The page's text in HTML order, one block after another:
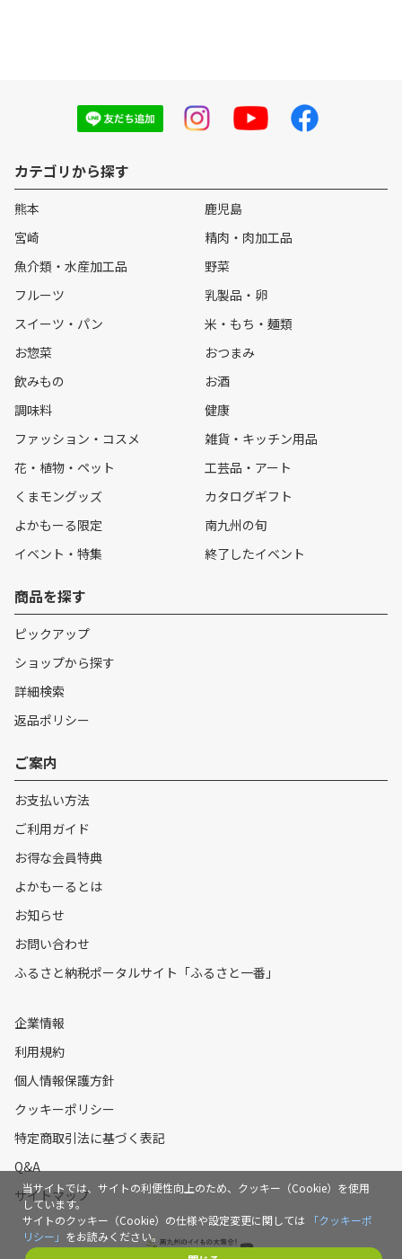
カテゴリから探す
熊本
鹿児島
宮崎
精肉・肉加工品
魚介類・水産加工品
野菜
フルーツ
乳製品・卵
スイーツ・パン
米・もち・麺類
お惣菜
おつまみ
飲みもの
お酒
調味料
健康
ファッション・コスメ
雑貨・キッチン用品
花・植物・ペット
工芸品・アート
くまモングッズ
カタログギフト
よかもーる限定
南九州の旬
イベント・特集
終了したイベント
商品を探す
ピックアップ
ショップから探す
詳細検索
返品ポリシー
ご案内
お支払い方法
ご利用ガイド
お得な会員特典
よかもーるとは
お知らせ
お問い合わせ
ふるさと納税ポータルサイト「ふるさと一番」
企業情報
利用規約
個人情報保護方針
クッキーポリシー
特定商取引法に基づく表記
Q&A
サイトマップ
当サイトでは、サイトの利便性向上のため、クッキー（Cookie）を使用
しています。
サイトのクッキー（Cookie）の仕様や設定変更に関しては
「クッキーポ
リシー」 をお読みください。